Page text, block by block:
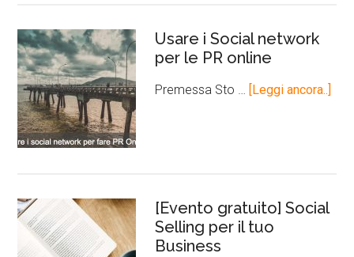
Usare i Social network
per le PR online
Premessa Sto … [Leggi ancora..]
[Evento gratuito] Social
Selling per il tuo
Business